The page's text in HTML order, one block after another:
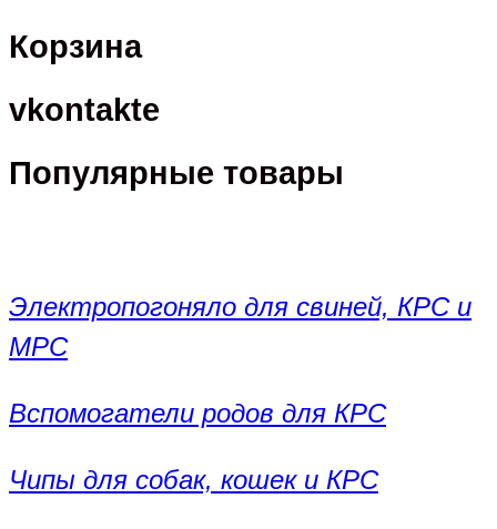
Корзина
vkontakte
Популярные товары
Электропогоняло для свиней, КРС и
МРС
Вспомогатели родов для КРС
Чипы для собак, кошек и КРС